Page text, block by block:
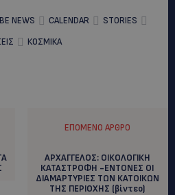
NEWS CALENDAR
STORIES
ΚΟΣΜΙΚΑ
ΕΠΌΜΕΝΟ ΆΡΘΡΟ
ΑΡΧΑΓΓΕΛΟΣ: ΟΙΚΟΛΟΓΙΚΗ
ΚΑΤΑΣΤΡΟΦΗ -ΕΝΤΟΝΕΣ ΟΙ
ΔΙΑΜΑΡΤΥΡΙΕΣ ΤΩΝ ΚΑΤΟΙΚΩΝ
ΤΗΣ ΠΕΡΙΟΧΗΣ (βίντεο)